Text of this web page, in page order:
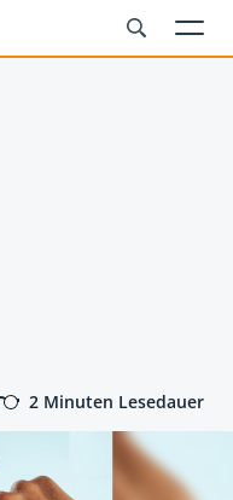
2 Minuten Lesedauer